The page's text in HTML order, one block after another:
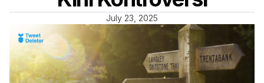
July 23, 2025